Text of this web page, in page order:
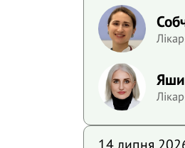
14 липня